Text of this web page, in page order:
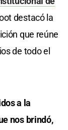
destacó la
que reúne
de todo el
a la
nos brindó,